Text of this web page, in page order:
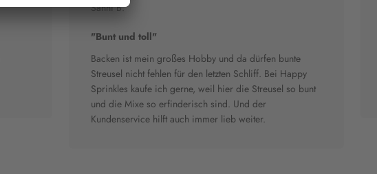
Sanni B.
"Bunt und toll"
Backen ist mein großes Hobby und da dürfen bunte
Streusel nicht fehlen für den letzten Schliff. Bei Happy
Sprinkles kaufe ich gerne, weil hier die Streusel so bunt
und die Mixe so erfinderisch sind. Und der
Kundenservice hilft auch immer lieb weiter.